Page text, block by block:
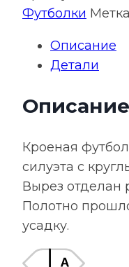
женская
красная
Футболки
Описание
Детали
Описание
Кроеная
силуэта с
Вырез отделан
Полотно
усадку.